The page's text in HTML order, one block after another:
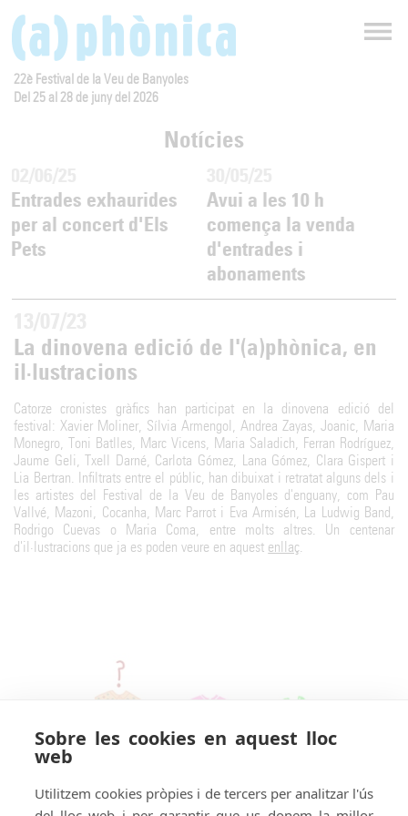
22è Festival de la Veu de Banyoles
Del 25 al 28 de juny del 2026
Notícies
Entrades exhaurides
per al concert d'Els
Pets
Avui a les 10 h
comença la venda
d'entrades i
abonaments
La dinovena edició de l'(a)phònica, en
il·lustracions
Catorze cronistes gràfics han participat en la dinovena edició del
festival: Xavier Moliner, Sílvia Armengol, Andrea Zayas, Joanic, Maria
Monegro, Toni Batlles, Marc Vicens, Maria Saladich, Ferran Rodríguez,
Jaume Geli, Txell Darné, Carlota Gómez, Lana Gómez, Clara Gispert i
Lia Bertran. Infiltrats entre el públic, han dibuixat i retratat alguns dels i
les artistes del Festival de la Veu de Banyoles d'enguany, com Pau
Vallvé, Mazoni, Cocanha, Marc Parrot i Eva Armisén, La Ludwig Band,
Rodrigo Cuevas o Maria Coma, entre molts altres. Un centenar
d'il·lustracions que ja es poden veure en aquest enllaç.
Sobre les cookies en aquest lloc
web
Utilitzem cookies pròpies i de tercers per analitzar l'ús